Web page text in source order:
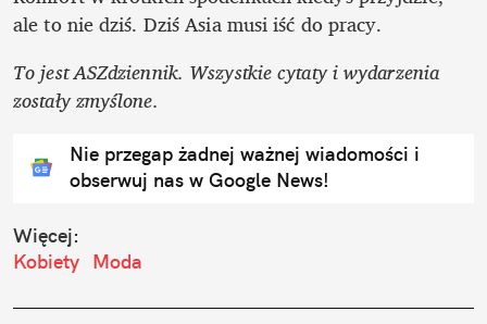
ale to nie dziś. Dziś Asia musi iść do pracy.
To jest ASZdziennik. Wszystkie cytaty i wydarzenia
zostały zmyślone.
Nie przegap żadnej ważnej wiadomości i
obserwuj nas w Google News!
Więcej:
Kobiety Moda